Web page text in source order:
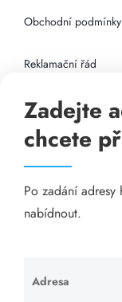
Obchodní podmínky
Reklamační řád
Připojení k internetu
Odkazy
Katalog A-seznam.cz
Visací zámky - TOKOZ
Zadejte
chcete
Po zadání
nabídnout.
Adresa
Ponechte